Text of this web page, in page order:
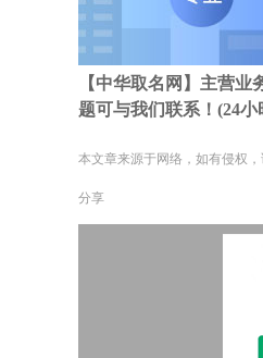
【中华取名网】主营
题可与我们联系！(24小
本文章来源于网络，如有侵权，
分享